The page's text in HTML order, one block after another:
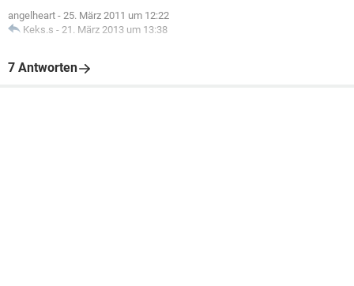
angelheart - 25. März 2011 um 12:22
Keks.s - 21. März 2013 um 13:38
7 Antworten